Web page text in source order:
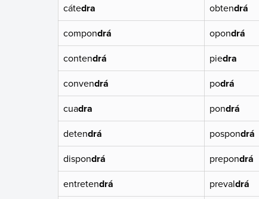
cátedra obtendrá
compondrá opondrá
contendrá piedra
convendrá podrá
cuadra pondrá
detendrá pospondrá
dispondrá prepondrá
entretendrá prevaldrá